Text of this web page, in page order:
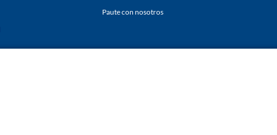
Paute con nosotros